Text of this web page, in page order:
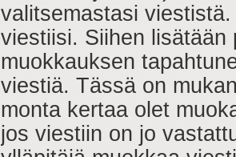
valitsemastasi
viestiisi. Siihen lisätään
muokkauksen
viestiä. Tässä on
monta kertaa olet
jos viestiin on jo